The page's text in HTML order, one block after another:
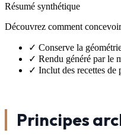
Résumé synthétique
Découvrez comment
✓ Conserve la
✓ Rendu généré par le
✓ Inclut des recettes de
Principes